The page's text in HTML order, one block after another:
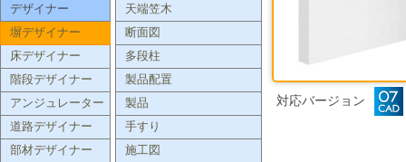
デザイナー
塀デザイナー
床デザイナー
階段デザイナー
アンジュレーター
道路デザイナー
部材デザイナー
天端笠木
断面図
多段柱
製品配置
製品
手すり
施工図
対応バージョン